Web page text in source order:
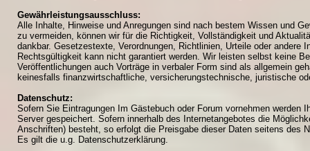
Gewährleistungsausschluss:
Alle Inhalte, Hinweise und Anregungen sind nach bestem Wissen und
zu vermeiden, können wir für die Richtigkeit, Vollständigkeit und
dankbar. Gesetzestexte, Verordnungen, Richtlinien, Urteile oder
Rechtsgültigkeit kann nicht garantiert werden. Wir leisten selbst keine
Veröffentlichungen auch Vorträge in verbaler Form sind als allgemein
keinesfalls finanzwirtschaftliche, versicherungstechnische, juristische
Datenschutz:
Sofern Sie Eintragungen Im Gästebuch oder Forum vornehmen
Server gespeichert. Sofern innerhalb des Internetangebotes die
Anschriften) besteht, so erfolgt die Preisgabe dieser Daten seitens des
Es gilt die u.g. Datenschutzerklärung.